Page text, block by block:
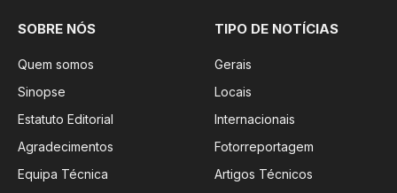
SOBRE NÓS
Quem somos
Sinopse
Estatuto Editorial
Agradecimentos
Equipa Técnica
TIPO DE NOTÍCIAS
Gerais
Locais
Internacionais
Fotorreportagem
Artigos Técnicos